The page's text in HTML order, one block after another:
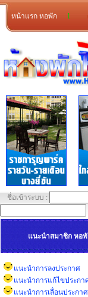
หน้าแรก หอพัก l
ชื่อเข้าระบบ :
แนะนำสมาชิก หอ
แนะนำการลงประกาศ
แนะนำการแก้ไขประกา
แนะนำการเลื่อนประกาศ